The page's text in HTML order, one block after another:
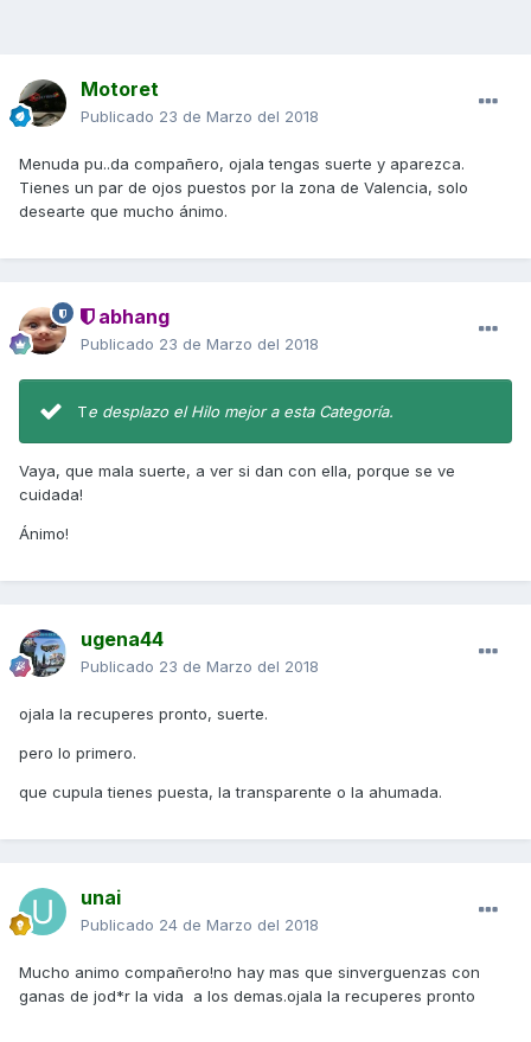
Motoret
Publicado 23 de Marzo del 2018
Menuda pu..da compañero, ojala tengas suerte y aparezca.
Tienes un par de ojos puestos por la zona de Valencia, solo
desearte que mucho ánimo.
abhang
Publicado 23 de Marzo del 2018
Te desplazo el Hilo mejor a esta Categoría.
Vaya, que mala suerte, a ver si dan con ella, porque se ve
cuidada!
Ánimo!
ugena44
Publicado 23 de Marzo del 2018
ojala la recuperes pronto, suerte.
pero lo primero.
que cupula tienes puesta, la transparente o la ahumada.
unai
Publicado 24 de Marzo del 2018
Mucho animo compañero!no hay mas que sinverguenzas con
ganas de jod*r la vida a los demas.ojala la recuperes pronto